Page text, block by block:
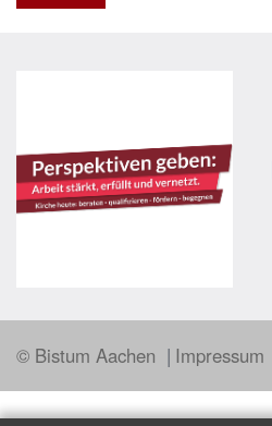
© Bistum Aachen Impressum